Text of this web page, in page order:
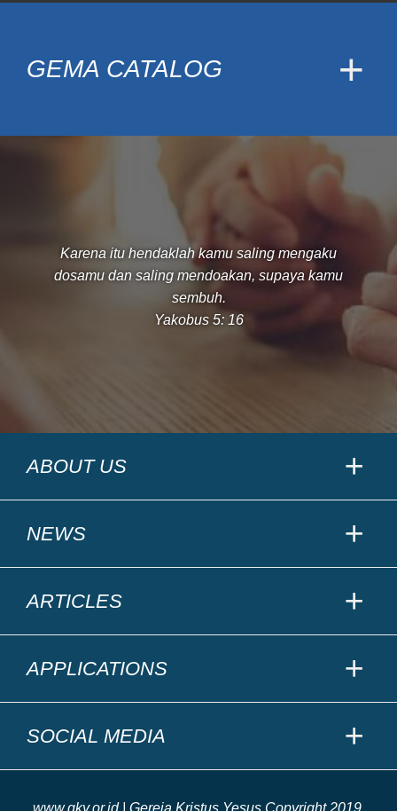
GEMA CATALOG
Karena itu hendaklah kamu saling mengaku
dosamu dan saling mendoakan, supaya kamu
sembuh.
Yakobus 5: 16
ABOUT US
NEWS
ARTICLES
APPLICATIONS
SOCIAL MEDIA
www.gky.or.id | Gereja Kristus Yesus Copyright 2019.